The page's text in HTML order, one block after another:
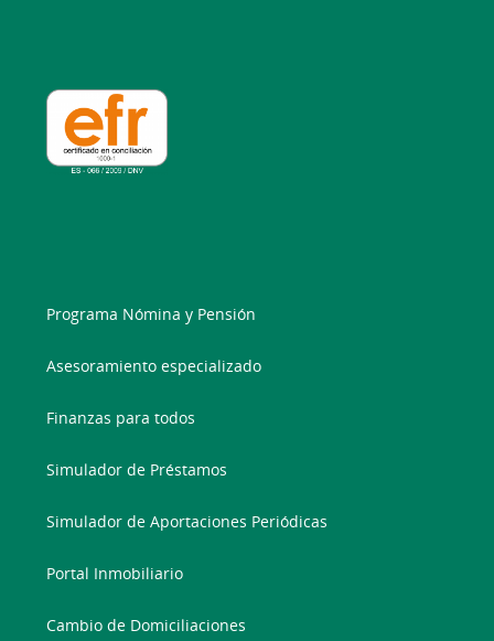
Programa Nómina y Pensión
Asesoramiento especializado
Finanzas para todos
Simulador de Préstamos
Simulador de Aportaciones Periódicas
Portal Inmobiliario
Cambio de Domiciliaciones